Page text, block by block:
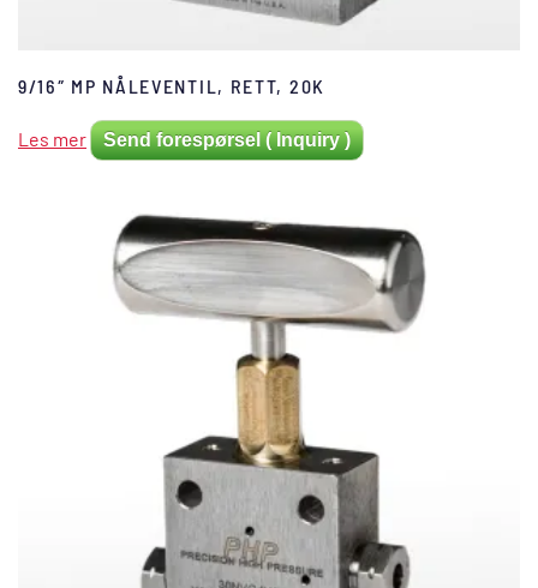
9/16″ MP NÅLEVENTIL, RETT, 20K
Les mer Send forespørsel ( Inquiry )